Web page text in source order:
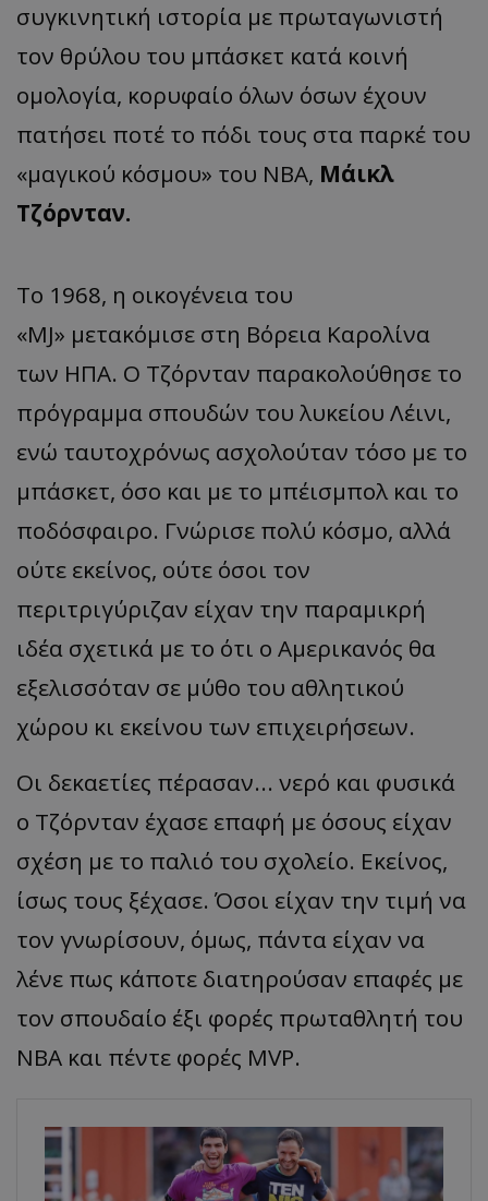
συγκινητική ιστορία με πρωταγωνιστή
τον θρύλου του μπάσκετ κατά κοινή
ομολογία, κορυφαίο όλων όσων έχουν
πατήσει ποτέ το πόδι τους στα παρκέ του
«μαγικού κόσμου» του ΝΒΑ, Μάικλ
Τζόρνταν.
Το 1968, η οικογένεια του
«MJ» μετακόμισε στη Βόρεια Καρολίνα
των ΗΠΑ. Ο Τζόρνταν παρακολούθησε το
πρόγραμμα σπουδών του λυκείου Λέινι,
ενώ ταυτοχρόνως ασχολούταν τόσο με το
μπάσκετ, όσο και με το μπέισμπολ και το
ποδόσφαιρο. Γνώρισε πολύ κόσμο, αλλά
ούτε εκείνος, ούτε όσοι τον
περιτριγύριζαν είχαν την παραμικρή
ιδέα σχετικά με το ότι ο Αμερικανός θα
εξελισσόταν σε μύθο του αθλητικού
χώρου κι εκείνου των επιχειρήσεων.
Οι δεκαετίες πέρασαν... νερό και φυσικά
ο Τζόρνταν έχασε επαφή με όσους είχαν
σχέση με το παλιό του σχολείο. Εκείνος,
ίσως τους ξέχασε. Όσοι είχαν την τιμή να
τον γνωρίσουν, όμως, πάντα είχαν να
λένε πως κάποτε διατηρούσαν επαφές με
τον σπουδαίο έξι φορές πρωταθλητή του
ΝΒΑ και πέντε φορές MVP.